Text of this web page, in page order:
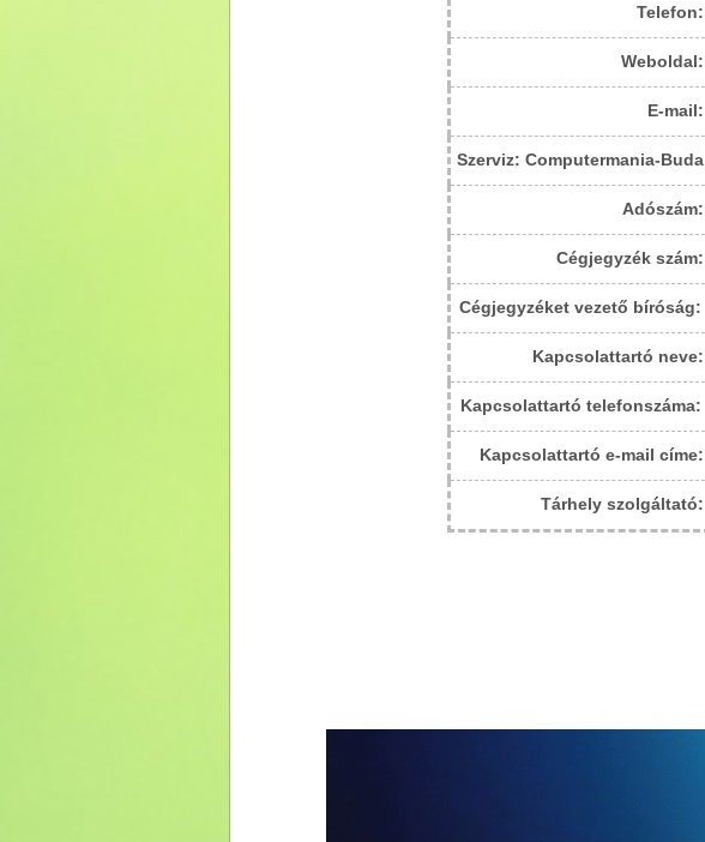
Telefon:
Weboldal:
E-mail:
Szerviz: Computermania-Buda
Adószám:
Cégjegyzék szám:
Cégjegyzéket vezető bíróság:
Kapcsolattartó neve:
Kapcsolattartó telefonszáma:
Kapcsolattartó e-mail címe:
Tárhely szolgáltató: